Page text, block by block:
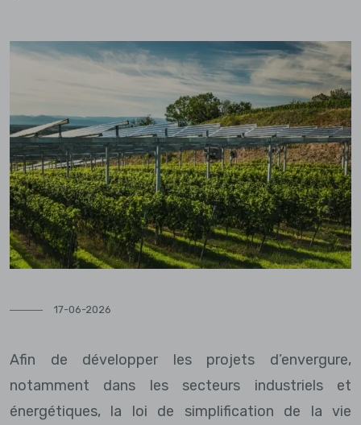
17-06-2026
Afin de développer les projets d’envergure,
notamment dans les secteurs industriels et
énergétiques, la loi de simplification de la vie